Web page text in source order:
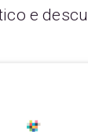
e